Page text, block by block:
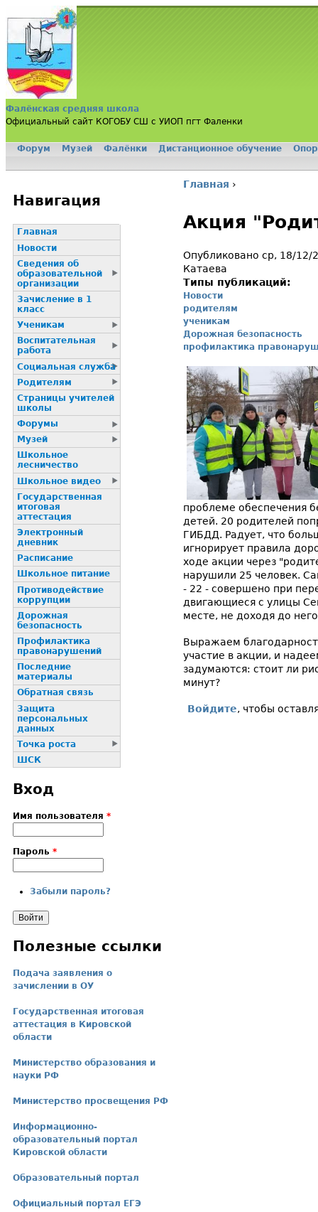
Jump to navigation
Фалёнская средняя школа
Официальный сайт КОГОБУ СШ с УИОП пгт Фаленки
Главная ›
Акция
Опубликовано ср, 18/12/
Катаева
Типы публикаций:
Новости
родителям
ученикам
Дорожная безопасность
профилактика
проблеме обеспечения
детей. 20 родителей
ГИБДД. Радует, что
игнорирует правила
ходе акции через
нарушили 25 человек.
- 22 - совершено при
двигающиеся с улицы
месте, не доходя до
Выражаем
участие в акции, и
задумаются: стоит ли
минут?
Войдите, чтобы
Форум Музей Фалёнки Дистанционное обучение
Навигация
Главная
Новости
Сведения об
образовательной
организации
Зачисление в 1
класс
Ученикам
Воспитательная
работа
Социальная служба
Родителям
Страницы учителей
школы
Форумы
Музей
Школьное
лесничество
Школьное видео
Государственная
итоговая
аттестация
Электронный
дневник
Расписание
Школьное питание
Пpотиводействие
коppупции
Дорожная
безопасность
Профилактика
пpaвонаpушений
Последние
материалы
Обратная связь
Защита
персональных
данных
Точка роста
ШСК
Вход
Имя пользователя *
Пароль *
Забыли пароль?
Полезные ссылки
Подача заявления о
зачислении в ОУ
Государственная итоговая
аттестация в Кировской
области
Министерство образования и
науки РФ
Министерство просвещения РФ
Информационно-
образовательный портал
Кировской области
Образовательный портал
Официальный портал ЕГЭ